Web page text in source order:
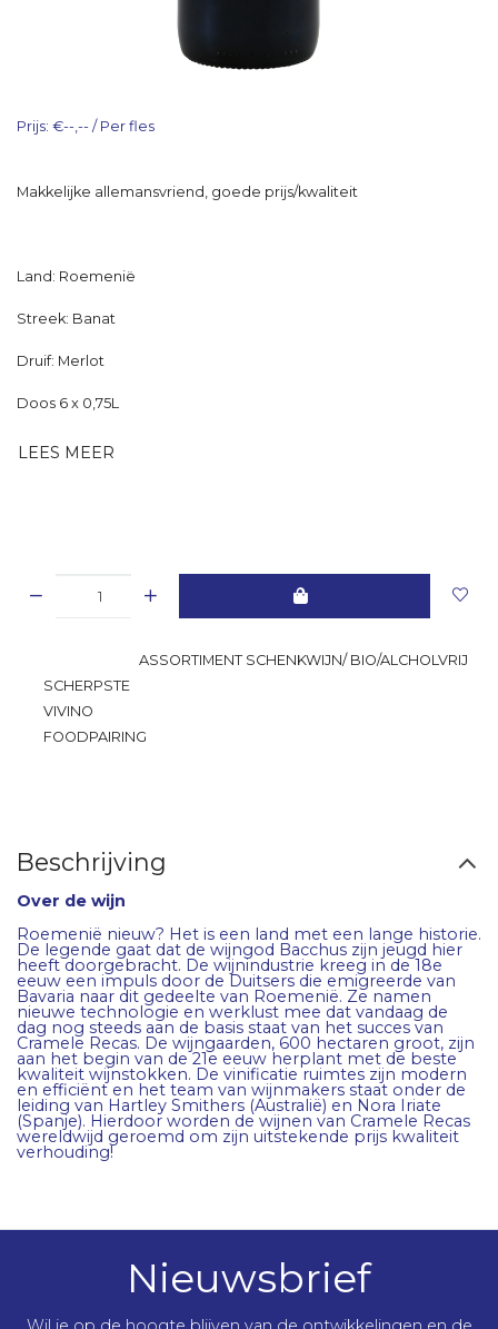
Prijs: €--,-- / Per fles
Makkelijke allemansvriend, goede prijs/kwaliteit
Land: Roemenië
Streek: Banat
Druif: Merlot
Doos 6 x 0,75L
LEES MEER
ASSORTIMENT SCHENKWIJN/ BIO/ALCHOLVRIJ
SCHERPSTE
VIVINO
FOODPAIRING
Beschrijving
Over de wijn
Roemenië nieuw? Het is een land met een lange historie.
De legende gaat dat de wijngod Bacchus zijn jeugd hier
heeft doorgebracht. De wijnindustrie kreeg in de 18e
eeuw een impuls door de Duitsers die emigreerde van
Bavaria naar dit gedeelte van Roemenië. Ze namen
nieuwe technologie en werklust mee dat vandaag de
dag nog steeds aan de basis staat van het succes van
Cramele Recas. De wijngaarden, 600 hectaren groot, zijn
aan het begin van de 21e eeuw herplant met de beste
kwaliteit wijnstokken. De vinificatie ruimtes zijn modern
en efficiënt en het team van wijnmakers staat onder de
leiding van Hartley Smithers (Australië) en Nora Iriate
(Spanje). Hierdoor worden de wijnen van Cramele Recas
wereldwijd geroemd om zijn uitstekende prijs kwaliteit
verhouding!
Nieuwsbrief